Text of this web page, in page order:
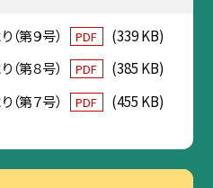
第９号） PDF
(339 KB)
第８号）
PDF
(385 KB)
第７号）
PDF (455 KB)